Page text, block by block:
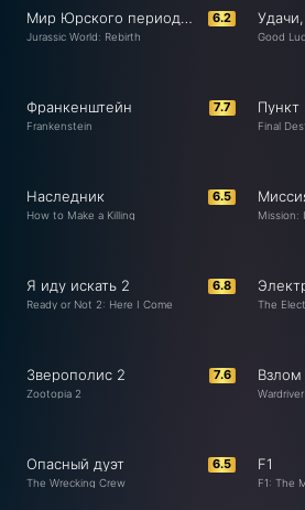
6.2
Мир Юрского периода: Возрождение
Jurassic World: Rebirth Good
7.7
Франкенштейн
Frankenstein Final
6.5
Наследник
How to Make a Killing
6.8
Я иду искать 2
Ready or Not 2: Here I Come The
7.6
Зверополис 2
Zootopia 2 Wardriver
6.5
Опасный дуэт
The Wrecking Crew
F1
F1: The